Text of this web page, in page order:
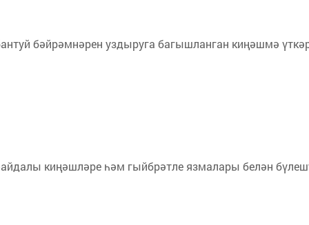
бәйрәмнәрен уздыруга багышланган киңәшмә
киңәшләре һәм гыйбрәтле язмалары белән